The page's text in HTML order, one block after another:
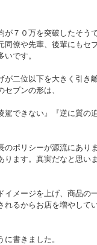
が７０万を突破したそう
同僚や先輩、後輩にもセ
です。
が二位以下を大きく引き
ブンの形は、
駕できない』『逆に質の
のポリシーが源流にありま
ります。真実だなと思いま
イメージを上げ、商品の
れるからお店を増やして
書きました。